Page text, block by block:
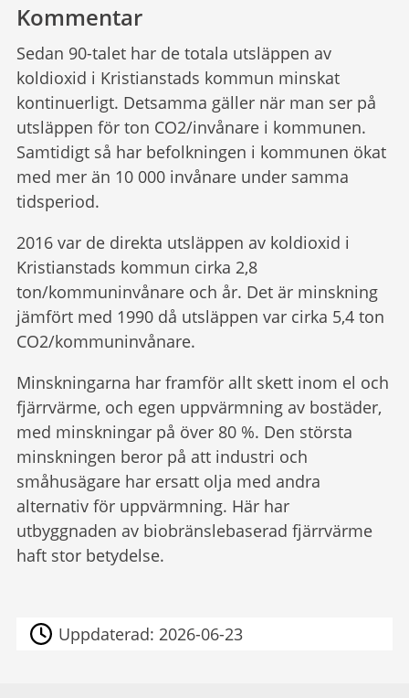
Kommentar
Sedan 90-talet har de totala utsläppen av
koldioxid i Kristianstads kommun minskat
kontinuerligt. Detsamma gäller när man ser på
utsläppen för ton CO2/invånare i kommunen.
Samtidigt så har befolkningen i kommunen ökat
med mer än 10 000 invånare under samma
tidsperiod.
2016 var de direkta utsläppen av koldioxid i
Kristianstads kommun cirka 2,8
ton/kommuninvånare och år. Det är minskning
jämfört med 1990 då utsläppen var cirka 5,4 ton
CO2/kommuninvånare.
Minskningarna har framför allt skett inom el och
fjärrvärme, och egen uppvärmning av bostäder,
med minskningar på över 80 %. Den största
minskningen beror på att industri och
småhusägare har ersatt olja med andra
alternativ för uppvärmning. Här har
utbyggnaden av biobränslebaserad fjärrvärme
haft stor betydelse.
Uppdaterad:2026-06-23